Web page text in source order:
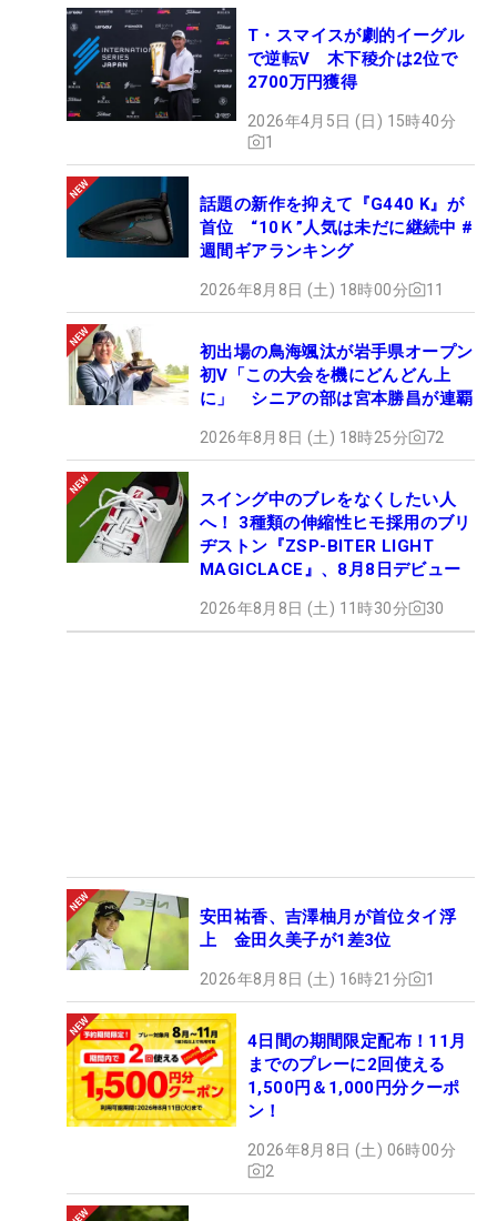
T・スマイスが劇的イーグル
で逆転V 木下稜介は2位で
2700万円獲得
2026年4月5日 (日) 15時40分
1
話題の新作を抑えて『G440 K』が
首位 “10Ｋ”人気は未だに継続中 #
週間ギアランキング
2026年8月8日 (土) 18時00分 11
初出場の鳥海颯汰が岩手県オープン
初V「この大会を機にどんどん上
に」 シニアの部は宮本勝昌が連覇
2026年8月8日 (土) 18時25分 72
スイング中のブレをなくしたい人
へ！ 3種類の伸縮性ヒモ採用のブリ
ヂストン『ZSP-BITER LIGHT
MAGICLACE』、8月8日デビュー
2026年8月8日 (土) 11時30分 30
安田祐香、吉澤柚月が首位タイ浮
上 金田久美子が1差3位
2026年8月8日 (土) 16時21分 1
4日間の期間限定配布！11月
までのプレーに2回使える
1,500円＆1,000円分クーポ
ン！
2026年8月8日 (土) 06時00分
2